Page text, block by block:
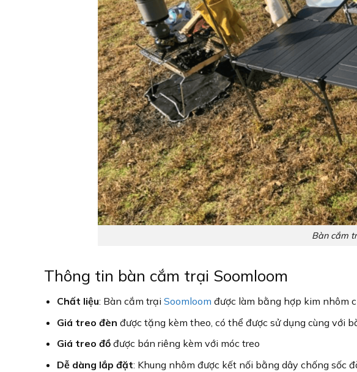
Bàn cắm
Thông tin bàn cắm trại Soomloom
Chất liệu: Bàn cắm trại Soomloom được làm bằng hợp kim nhôm
Giá treo đèn được tặng kèm theo, có thể được sử dụng cùng với
Giá treo đồđược bán riêng kèm với móc treo
Dễ dàng lắp đặt: Khung nhôm được kết nối bằng dây chống sốc